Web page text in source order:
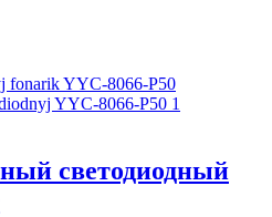
светодиодный